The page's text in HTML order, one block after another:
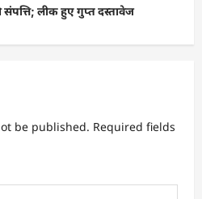
लीक हुए गुप्त दस्तावेज
be published. Required fields